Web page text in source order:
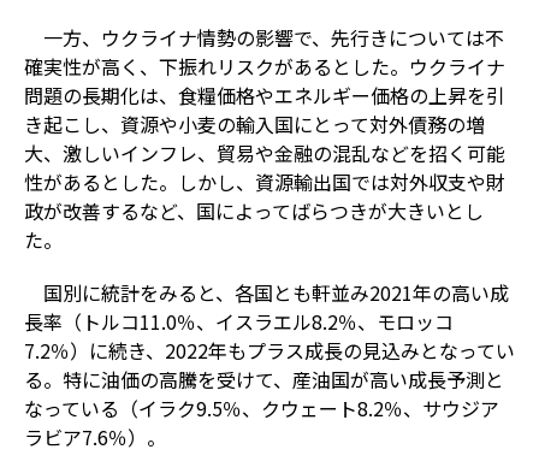
一方、ウクライナ情勢の影響で、先行きについては不
確実性が高く、下振れリスクがあるとした。ウクライナ
問題の長期化は、食糧価格やエネルギー価格の上昇を引
き起こし、資源や小麦の輸入国にとって対外債務の増
大、激しいインフレ、貿易や金融の混乱などを招く可能
性があるとした。しかし、資源輸出国では対外収支や財
政が改善するなど、国によってばらつきが大きいとし
た。
国別に統計をみると、各国とも軒並み2021年の高い成
長率（トルコ11.0％、イスラエル8.2％、モロッコ
7.2％）に続き、2022年もプラス成長の見込みとなってい
る。特に油価の高騰を受けて、産油国が高い成長予測と
なっている（イラク9.5％、クウェート8.2％、サウジア
ラビア7.6％）。